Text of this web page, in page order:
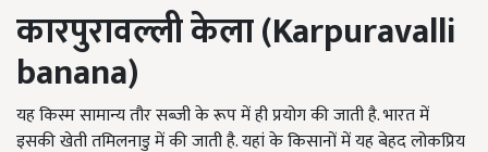
कारपुरावल्लीकेला (Karpuravalli
banana)
यह किस्म सामान्य तौर सब्जी के रूप में ही प्रयोग की जाती है. भारत में
इसकी खेती तमिलनाडु में की जाती है. यहां के किसानों में यह बेहद लोकप्रिय